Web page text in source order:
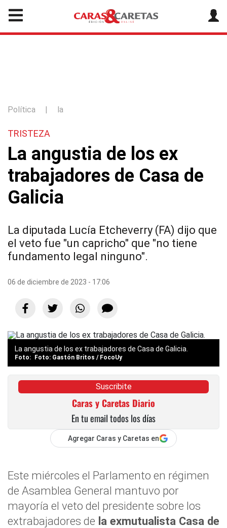
Política | la
TRISTEZA
La angustia de los ex
trabajadores de Casa de
Galicia
La diputada Lucía Etcheverry (FA) dijo que
el veto fue "un capricho" que "no tiene
fundamento legal ninguno".
06 de diciembre de 2023 - 17:06
La angustia de los ex trabajadores de Casa de Galicia.
Foto: Gastón Britos / FocoUy
Suscribite
Caras y Caretas Diario
En tu email todos los días
Agregar Caras y Caretas en
Este miércoles el Parlamento en régimen
de Asamblea General mantuvo por
mayoría el veto del presidente sobre los
extrabajadores de la exmutualista Casa de